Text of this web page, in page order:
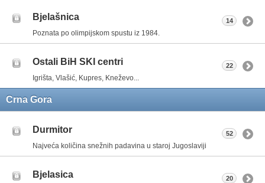
Bjelašnica
Poznata po olimpijskom spustu iz 1984.
14
Ostali BiH SKI centri
Igrišta, Vlašić, Kupres, Kneževo...
22
Crna Gora
Durmitor
Najveća količina snežnih padavina u staroj Jugoslaviji
52
Bjelasica 20